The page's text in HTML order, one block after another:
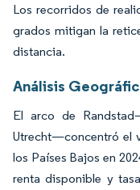
Los recorridos de
grados mitigan la
distancia.
Análisis
El arco de
Utrecht—concentró el
los Países Bajos en
renta disponible y